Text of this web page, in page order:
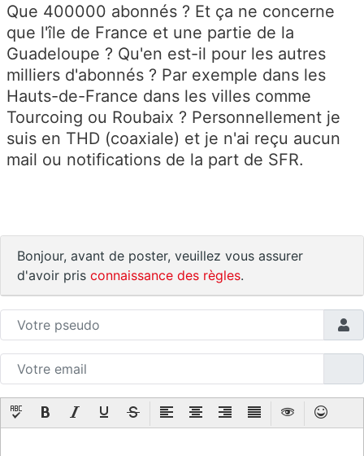
Que 400000 abonnés ? Et ça ne concerne
que l'île de France et une partie de la
Guadeloupe ? Qu'en est-il pour les autres
milliers d'abonnés ? Par exemple dans les
Hauts-de-France dans les villes comme
Tourcoing ou Roubaix ? Personnellement je
suis en THD (coaxiale) et je n'ai reçu aucun
mail ou notifications de la part de SFR.
Bonjour, avant de poster, veuillez vous assurer
d'avoir pris connaissance des règles.